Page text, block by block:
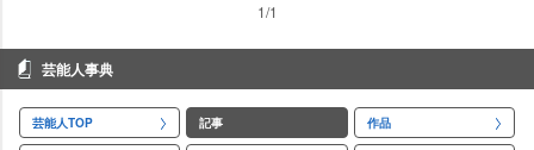
1/1
芸能人事典
芸能人TOP 記事 作品